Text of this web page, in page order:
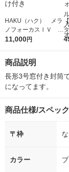
HAKU（ハク） メラ
ノフォーカスＩＶ 4
5ｇ 資生堂 おまけ
11,000円
r
商品説明
長形3号窓付き封筒
になってます。
商品仕様/スペック
〒枠
カラー